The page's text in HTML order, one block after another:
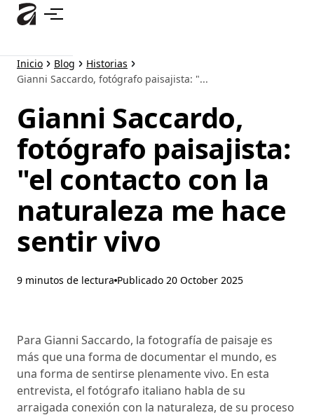
principal
Inicio Blog
Historias
Gianni Saccardo, fotógrafo paisajista: "...
Gianni Saccardo,
fotógrafo paisajista:
"el contacto con la
naturaleza me hace
sentir vivo
9 minutos de lectura Publicado 20 October 2025
Para Gianni Saccardo, la fotografía de paisaje es
más que una forma de documentar el mundo, es
una forma de sentirse plenamente vivo. En esta
entrevista, el fotógrafo italiano habla de su
arraigada conexión con la naturaleza, de su proceso